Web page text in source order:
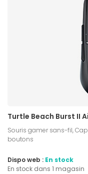
Turtle Beach Burst II
Souris gamer sans-fil,
boutons
Dispo web : En stock
En stock dans 1 magasin